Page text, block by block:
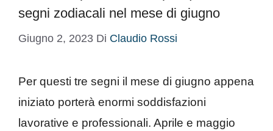
segni zodiacali nel mese di giugno
Giugno 2, 2023 Di Claudio Rossi
Per questi tre segni il mese di giugno appena
iniziato porterà enormi soddisfazioni
lavorative e professionali. Aprile e maggio